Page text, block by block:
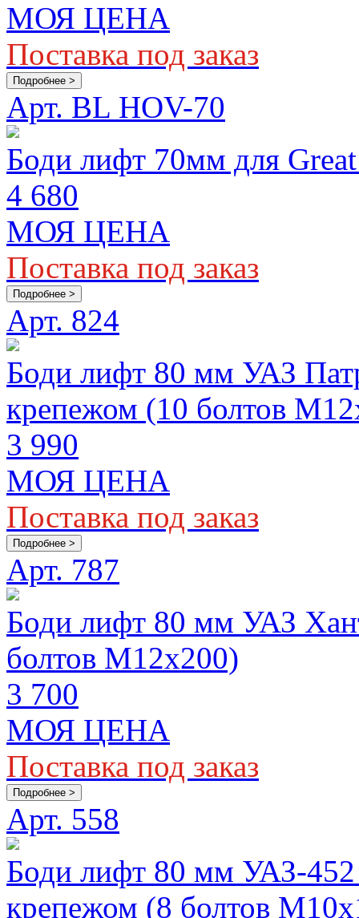
МОЯ ЦЕНА
Поставка под заказ
Подробнее >
Арт. BL HOV-70
Боди лифт 70мм для
4 680
МОЯ ЦЕНА
Поставка под заказ
Подробнее >
Арт. 824
Боди лифт 80 мм УАЗ
крепежом (10 болтов
3 990
МОЯ ЦЕНА
Поставка под заказ
Подробнее >
Арт. 787
Боди лифт 80 мм УАЗ
болтов М12x200)
3 700
МОЯ ЦЕНА
Поставка под заказ
Подробнее >
Арт. 558
Боди лифт 80 мм УАЗ-
крепежом (8 болтов